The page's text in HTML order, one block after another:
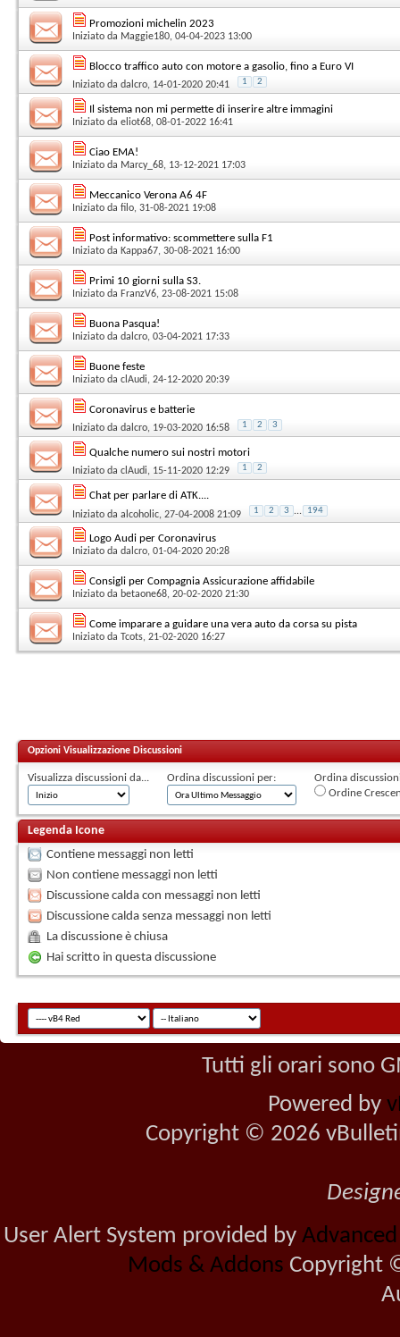
Promozioni michelin 2023
Iniziato da Maggie180, 04-04-2023 13:00
Blocco traffico auto con motore a gasolio, fino a Euro VI
Iniziato da dalcro, 14-01-2020 20:41 1 2
Il sistema non mi permette di inserire altre immagini
Iniziato da eliot68, 08-01-2022 16:41
Ciao EMA!
Iniziato da Marcy_68, 13-12-2021 17:03
Meccanico Verona A6 4F
Iniziato da filo, 31-08-2021 19:08
Post informativo: scommettere sulla F1
Iniziato da Kappa67, 30-08-2021 16:00
Primi 10 giorni sulla S3.
Iniziato da FranzV6, 23-08-2021 15:08
Buona Pasqua!
Iniziato da dalcro, 03-04-2021 17:33
Buone feste
Iniziato da clAudi, 24-12-2020 20:39
Coronavirus e batterie
Iniziato da dalcro, 19-03-2020 16:58 1 2 3
Qualche numero sui nostri motori
Iniziato da clAudi, 15-11-2020 12:29 1 2
Chat per parlare di ATK....
Iniziato da alcoholic, 27-04-2008 21:09 1 2 3 ... 194
Logo Audi per Coronavirus
Iniziato da dalcro, 01-04-2020 20:28
Consigli per Compagnia Assicurazione affidabile
Iniziato da betaone68, 20-02-2020 21:30
Come imparare a guidare una vera auto da corsa su pista
Iniziato da Tcots, 21-02-2020 16:27
Opzioni Visualizzazione Discussioni
Visualizza discussioni da... Ordina discussioni per:
Ordina
Ordine
Legenda Icone
Contiene messaggi non letti
Non contiene messaggi non letti
Discussione calda con messaggi non letti
Discussione calda senza messaggi non letti
La discussione è chiusa
Hai scritto in questa discussione
Tutti gli orari sono
Powered by
Copyright © 2026
User Alert System provided by
Mods & Addons Copyright